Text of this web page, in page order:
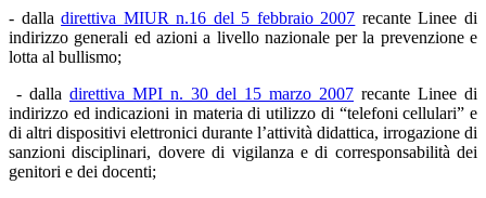
- dalladirettiva MIUR n.16 del 5 febbraio 2007 recante Linee di
indirizzo generali ed azioni a livello nazionale per la prevenzione e
lotta al bullismo;
- dalla direttiva MPI n. 30 del 15 marzo 2007 recante Linee di
indirizzo ed indicazioni in materia di utilizzo di “telefoni cellulari” e
di altri dispositivi elettronici durante l’attività didattica, irrogazione di
sanzioni disciplinari, dovere di vigilanza e di corresponsabilità dei
genitori e dei docenti;